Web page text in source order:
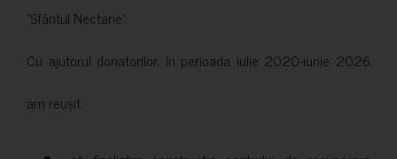
”Sfântul Nectarie”.
Cu ajutorul donatorilor, în perioada iulie 2020-iunie 2026
am reușit: